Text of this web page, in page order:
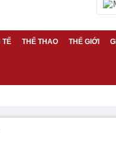
TẾ THỂ THAO THẾ GIỚI